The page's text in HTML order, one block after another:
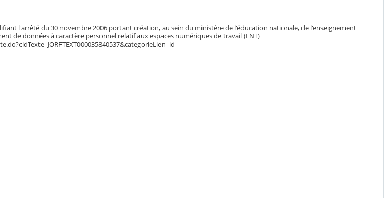
l'arrêté du 30 novembre 2006 portant création, au sein du ministère de l'éducation nationale, de l'enseignement
de données à caractère personnel relatif aux espaces numériques de travail (ENT)